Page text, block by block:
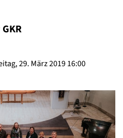
GKR
29. März 2019 16:00